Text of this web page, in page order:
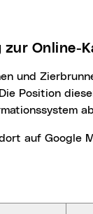
zur Online-
Position
auf Google